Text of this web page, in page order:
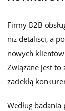
Firmy B2B
niż detaliści, a
nowych klientów
Związane jest to
zaciekłą
Według badania